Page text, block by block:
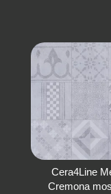
Cera4Line
Cremona